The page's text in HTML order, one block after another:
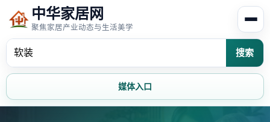
中华家居网
聚焦家居产业动态与生活美学
搜索
媒体入口